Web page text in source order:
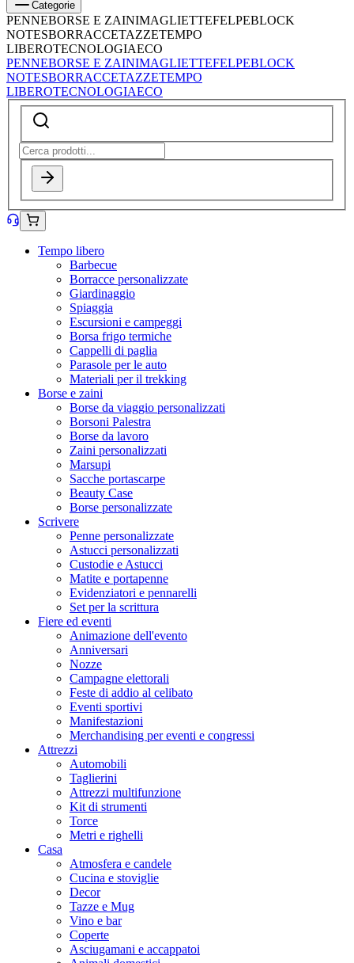
Categorie
PENNEBORSE E ZAINIMAGLIETTEFELPEBLOCK
NOTESBORRACCETAZZETEMPO
LIBEROTECNOLOGIAECO
PENNEBORSE E ZAINIMAGLIETTEFELPEBLOCK
NOTESBORRACCETAZZETEMPO
LIBEROTECNOLOGIAECO
Tempo libero
Barbecue
Borracce personalizzate
Giardinaggio
Spiaggia
Escursioni e campeggi
Borsa frigo termiche
Cappelli di paglia
Parasole per le auto
Materiali per il trekking
Borse e zaini
Borse da viaggio personalizzati
Borsoni Palestra
Borse da lavoro
Zaini personalizzati
Marsupi
Sacche portascarpe
Beauty Case
Borse personalizzate
Scrivere
Penne personalizzate
Astucci personalizzati
Custodie e Astucci
Matite e portapenne
Evidenziatori e pennarelli
Set per la scrittura
Fiere ed eventi
Animazione dell'evento
Anniversari
Nozze
Campagne elettorali
Feste di addio al celibato
Eventi sportivi
Manifestazioni
Merchandising per eventi e congressi
Attrezzi
Automobili
Taglierini
Attrezzi multifunzione
Kit di strumenti
Torce
Metri e righelli
Casa
Atmosfera e candele
Cucina e stoviglie
Decor
Tazze e Mug
Vino e bar
Coperte
Asciugamani e accappatoi